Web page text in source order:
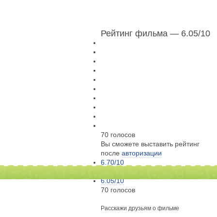
Рейтинг фильма — 6.05/10
70 голосов
Вы сможете выставить рейтинг
после авторизации
6.70/10
6.05/10
70 голосов
Расскажи друзьям о фильме